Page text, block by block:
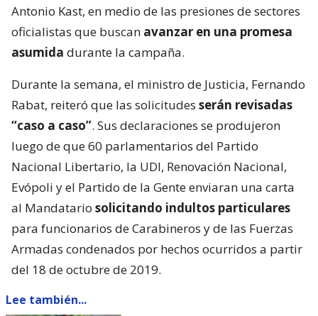
Antonio Kast, en medio de las presiones de sectores
oficialistas que buscan avanzar en una promesa
asumida durante la campaña.
Durante la semana, el ministro de Justicia, Fernando
Rabat, reiteró que las solicitudes serán revisadas
“caso a caso”. Sus declaraciones se produjeron
luego de que 60 parlamentarios del Partido
Nacional Libertario, la UDI, Renovación Nacional,
Evópoli y el Partido de la Gente enviaran una carta
al Mandatario solicitando indultos particulares
para funcionarios de Carabineros y de las Fuerzas
Armadas condenados por hechos ocurridos a partir
del 18 de octubre de 2019.
Lee también...